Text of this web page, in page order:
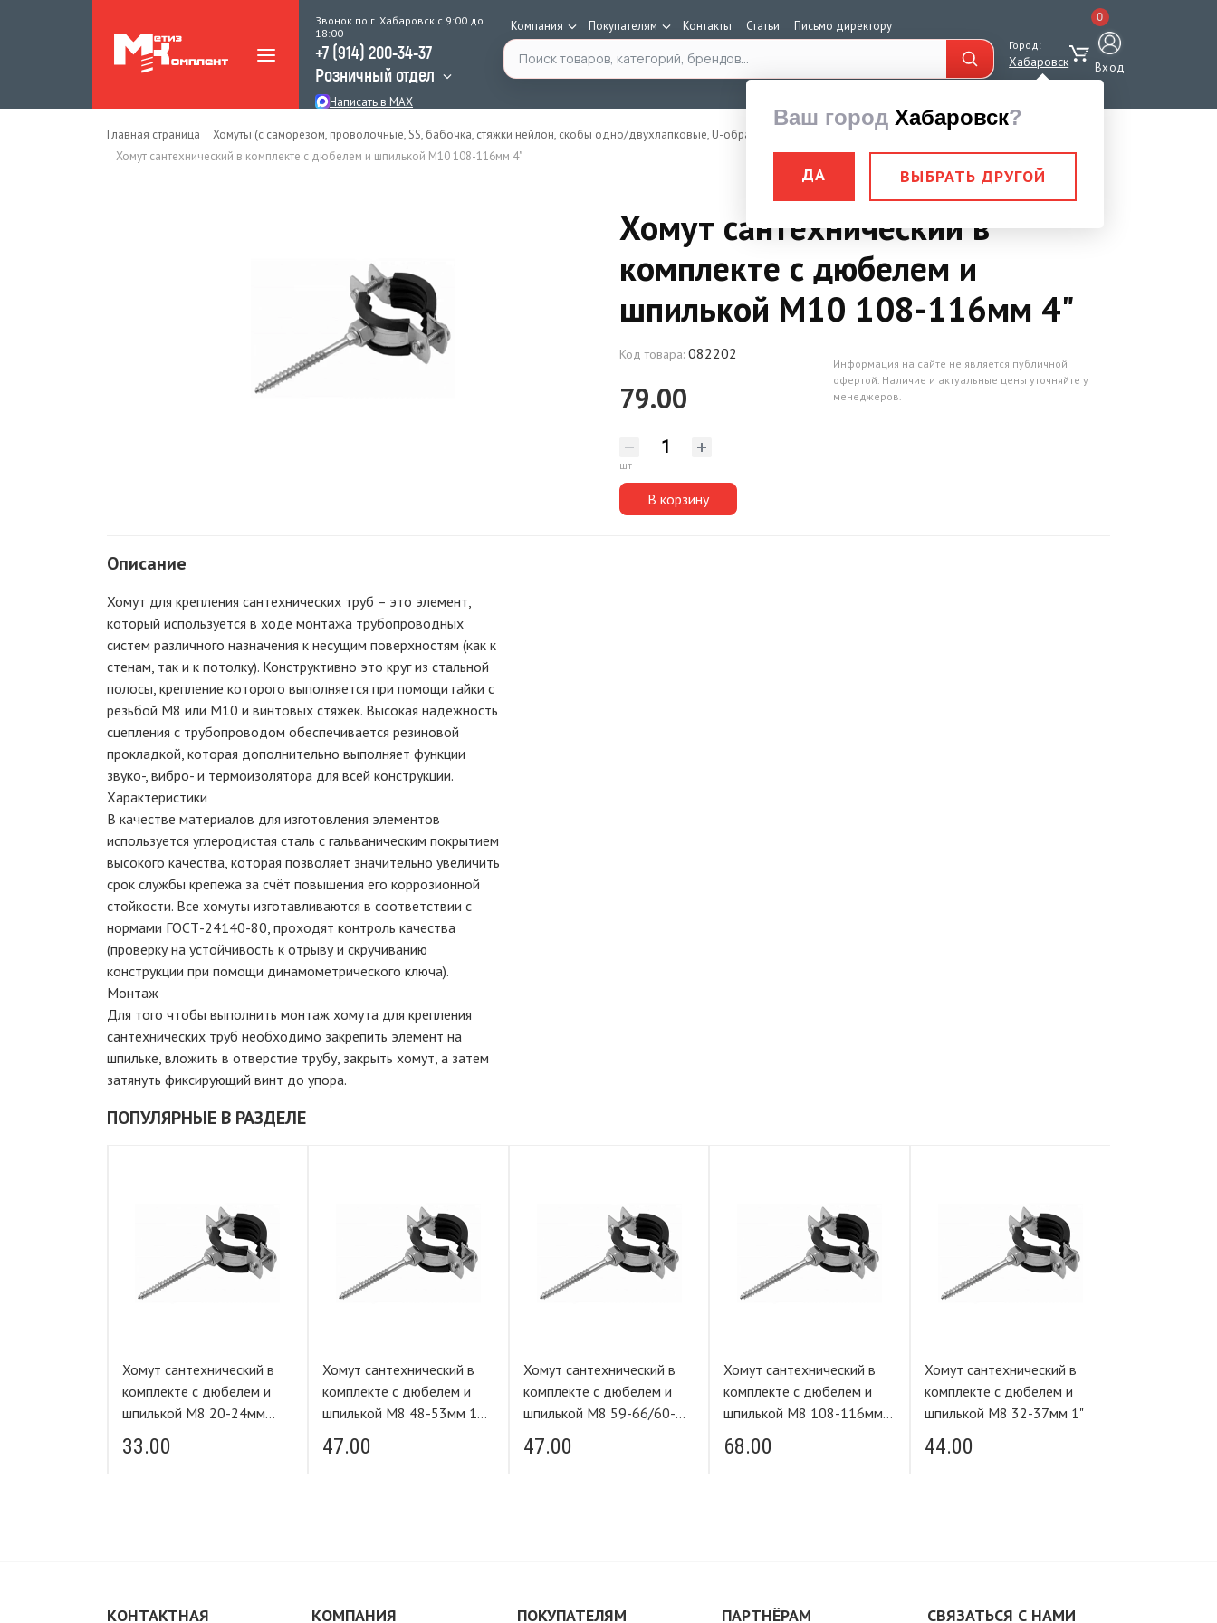
Звонок по г. Хабаровск с 9:00 до
18:00
+7 (914) 200-34-37
Розничный отдел
Написать в MAX
Компания Покупателям Контакты Статьи Письмо директору
Поиск по каталогу Город:
Хабаровск
Ваш город Хабаровск?
ДА ВЫБРАТЬ ДРУГОЙ
0
Вход
Главная страница Хомуты (с саморезом, проволочные, SS, бабочка, стяжки нейлон, скобы одно/двухлапковые, U-образные)
Хомут стальной с резин уплотн
Хомут сантехнический в комплекте с дюбелем и шпилькой М10 108-116мм 4"
Хомут сантехнический в
комплекте с дюбелем и
шпилькой М10 108-116мм 4"
Код товара: 082202
79.00
шт
В корзину
Информация на сайте не является публичной
офертой. Наличие и актуальные цены уточняйте у
менеджеров.
Описание
Хомут для крепления сантехнических труб – это элемент,
который используется в ходе монтажа трубопроводных
систем различного назначения к несущим поверхностям (как к
стенам, так и к потолку). Конструктивно это круг из стальной
полосы, крепление которого выполняется при помощи гайки с
резьбой М8 или М10 и винтовых стяжек. Высокая надёжность
сцепления с трубопроводом обеспечивается резиновой
прокладкой, которая дополнительно выполняет функции
звуко-, вибро- и термоизолятора для всей конструкции.
Характеристики
В качестве материалов для изготовления элементов
используется углеродистая сталь с гальваническим покрытием
высокого качества, которая позволяет значительно увеличить
срок службы крепежа за счёт повышения его коррозионной
стойкости. Все хомуты изготавливаются в соответствии с
нормами ГОСТ-24140-80, проходят контроль качества
(проверку на устойчивость к отрыву и скручиванию
конструкции при помощи динамометрического ключа).
Монтаж
Для того чтобы выполнить монтаж хомута для крепления
сантехнических труб необходимо закрепить элемент на
шпильке, вложить в отверстие трубу, закрыть хомут, а затем
затянуть фиксирующий винт до упора.
ПОПУЛЯРНЫЕ В РАЗДЕЛЕ
Хомут сантехнический в
комплекте с дюбелем и
шпилькой М8 20-24мм
1/2"
33.00
Хомут сантехнический в
комплекте с дюбелем и
шпилькой М8 48-53мм 1
1/2"
47.00
Хомут сантехнический в
комплекте с дюбелем и
шпилькой М8 59-66/60-
64мм 2"
47.00
Хомут сантехнический в
комплекте с дюбелем и
шпилькой М8 108-116мм
4"
68.00
Хомут сантехнический в
комплекте с дюбелем и
шпилькой М8 32-37мм 1"
44.00
КОНТАКТНАЯ КОМПАНИЯ ПОКУПАТЕЛЯМ ПАРТНЁРАМ СВЯЗАТЬСЯ С НАМИ